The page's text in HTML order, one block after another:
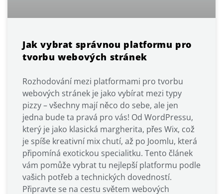
Jak vybrat správnou platformu pro
tvorbu webových stránek
Rozhodování mezi platformami pro tvorbu
webových stránek je jako vybírat mezi typy
pizzy – všechny mají něco do sebe, ale jen
jedna bude ta pravá pro vás! Od WordPressu,
který je jako klasická margherita, přes Wix, což
je spíše kreativní mix chutí, až po Joomlu, která
připomíná exotickou specialitku. Tento článek
vám pomůže vybrat tu nejlepší platformu podle
vašich potřeb a technických dovedností.
Připravte se na cestu světem webových